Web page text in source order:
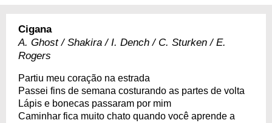
Cigana
A. Ghost / Shakira / I. Dench / C. Sturken / E.
Rogers
Partiu meu coração na estrada
Passei fins de semana costurando as partes de volta
Lápis e bonecas passaram por mim
Caminhar fica muito chato quando você aprende a